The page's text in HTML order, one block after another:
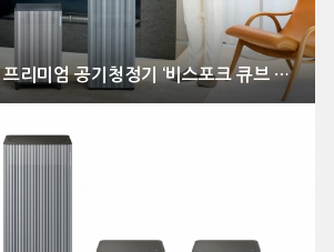
삼성전자, AI 기능 프리미엄 공기청정기 ‘비스포크 큐브 에어 인피니트 라인’ 출시